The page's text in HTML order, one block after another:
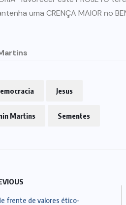
uma CRENÇA MAIOR no
Jesus
Martins Sementes
frente de valores ético-
CURSO DE ECUMENISMO
NASCE
REIS RIBEIRO